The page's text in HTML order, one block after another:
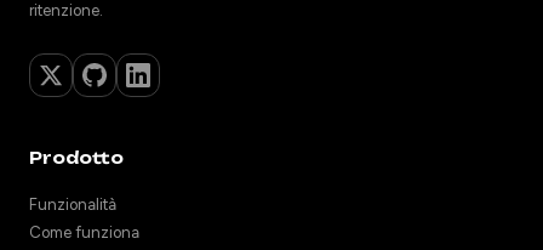
ritenzione.
Prodotto
Funzionalità
Come funziona